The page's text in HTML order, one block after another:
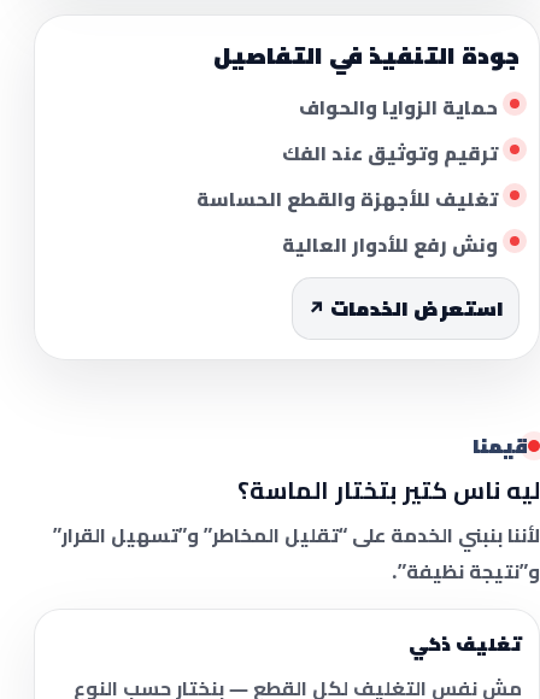
جودة التنفيذ في التفاصيل
حماية الزوايا والحواف
ترقيم وتوثيق عند الفك
تغليف للأجهزة والقطع الحساسة
ونش رفع للأدوار العالية
استعرض الخدمات ↗
قيمنا
ليه ناس كتير بتختار الماسة؟
لأننا بنبني الخدمة على “تقليل المخاطر” و”تسهيل القرار”
و”نتيجة نظيفة”.
تغليف ذكي
مش نفس التغليف لكل القطع — بنختار حسب النوع